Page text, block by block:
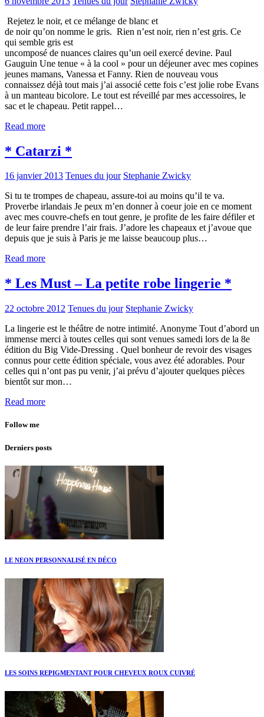
Rejetez le noir, et ce mélange de blanc et
de noir qu’on nomme le gris. Rien n’est noir, rien n’est gris. Ce
qui semble gris est
uncomposé de nuances claires qu’un oeil exercé devine. Paul
Gauguin Une tenue « à la cool » pour un déjeuner avec mes copines
jeunes mamans, Vanessa et Fanny. Rien de nouveau vous
connaissez déjà tout mais j’ai associé cette fois c’est jolie robe Evans
à un manteau bicolore. Le tout est réveillé par mes accessoires, le
sac et le chapeau. Petit rappel…
Read more
* Catarzi *
16 janvier 2013 Tenues du jour Stephanie Zwicky
Si tu te trompes de chapeau, assure-toi au moins qu’il te va.
Proverbe irlandais Je peux m’en donner à coeur joie en ce moment
avec mes couvre-chefs en tout genre, je profite de les faire défiler et
de leur faire prendre l’air frais. J’adore les chapeaux et j’avoue que
depuis que je suis à Paris je me laisse beaucoup plus…
Read more
* Les Must – La petite robe lingerie *
22 octobre 2012 Tenues du jour Stephanie Zwicky
La lingerie est le théâtre de notre intimité. Anonyme Tout d’abord un
immense merci à toutes celles qui sont venues samedi lors de la 8e
édition du Big Vide-Dressing . Quel bonheur de revoir des visages
connus pour cette édition spéciale, vous avez été adorables. Pour
celles qui n’ont pas pu venir, j’ai prévu d’ajouter quelques pièces
bientôt sur mon…
Read more
Follow me
Derniers posts
LE NEON PERSONNALISÉ EN DÉCO
LES SOINS REPIGMENTANT POUR CHEVEUX ROUX CUIVRÉ